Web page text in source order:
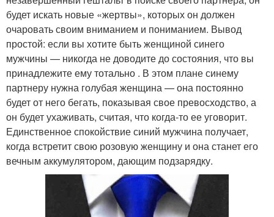
будет искать новые «жертвы», которых он должен
очаровать своим вниманием и пониманием. Вывод
простой: если вы хотите быть женщиной синего
мужчины — никогда не доводите до состояния, что вы
принадлежите ему тотально . В этом плане синему
партнеру нужна голубая женщина — она постоянно
будет от него бегать, показывая свое превосходство, а
он будет ухаживать, считая, что когда-то ее уговорит.
Единственное спокойствие синий мужчина получает,
когда встретит свою розовую женщину и она станет его
вечным аккумулятором, дающим подзарядку.